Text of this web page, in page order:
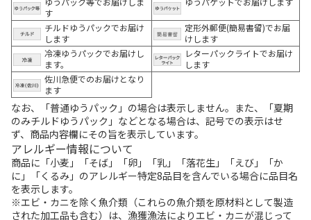
す
チルドゆうパックでお届け
します
定形外郵便(簡易書留)でお届
けします
冷凍ゆうパックでお届けし
ます。
レターパックライトでお届け
します
佐川急便でのお届けとなり
ます
なお、「普通ゆうパック」の場合は表示しません。また、「夏期
のみチルドゆうパック」などとなる場合は、記号での表示はせ
ず、商品内容欄にその旨を表示しています。
アレルギー情報について
商品に「小麦」「そば」「卵」「乳」「落花生」「えび」「か
に」「くるみ」のアレルギー特定8品目を含んでいる場合に品目名
を表示します。
※エビ・カニを除く魚介類（これらの魚介類を原材料として製造
された加工品も含む）は、漁獲漁法によりエビ・カニが混じって